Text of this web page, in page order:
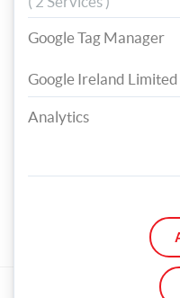
TEILEN
ZUM ARTIKEL
Google Tag Manager
Google Ireland Limited
Analytics